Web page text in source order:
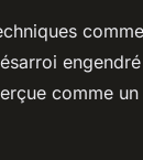
comme